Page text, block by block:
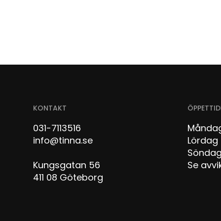
KONTAKT
031-7113516
info@tinna.se
Kungsgatan 56
411 08 Göteborg
Se